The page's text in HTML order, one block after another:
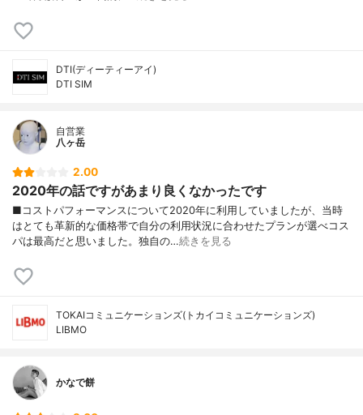
DTI(ディーティーアイ)
DTI SIM
自営業
八ヶ岳
2.00
2020年の話ですがあまり良くなかったです
■コストパフォーマンスについて2020年に利用していましたが、当時
はとても革新的な価格帯で自分の利用状況に合わせたプランが選べコス
パは最高だと思いました。独自の…続きを見る
TOKAIコミュニケーションズ(トカイコミュニケーションズ)
LIBMO
かなで餅